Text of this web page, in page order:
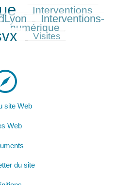
Interventions
Interventions-
numérique
Visites
site Web
Web
du site